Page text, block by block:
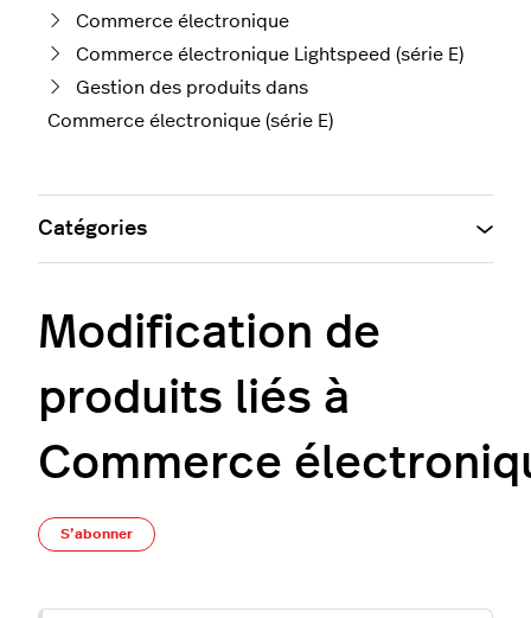
Commerce électronique
Commerce électronique Lightspeed (série E)
Gestion des produits dans
Commerce électronique (série E)
Modification de
produits liés à
Commerce
S’abonner
Catégories